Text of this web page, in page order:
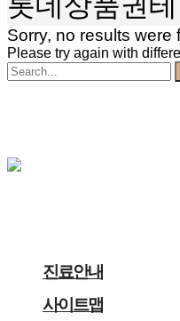
Sorry, no results were
Please try again with
진료안내
사이트맵